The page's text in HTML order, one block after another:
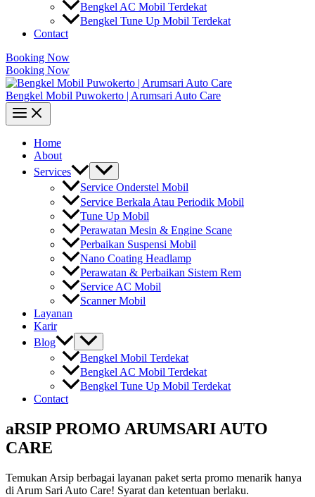
Bengkel AC Mobil Terdekat
Bengkel Tune Up Mobil Terdekat
Contact
Booking Now
Booking Now
Bengkel Mobil Puwokerto | Arumsari Auto Care
Home
About
Services
Service Onderstel Mobil
Service Berkala Atau Periodik Mobil
Tune Up Mobil
Perawatan Mesin & Engine Scane
Perbaikan Suspensi Mobil
Nano Coating Headlamp
Perawatan & Perbaikan Sistem Rem
Service AC Mobil
Scanner Mobil
Layanan
Karir
Blog
Bengkel Mobil Terdekat
Bengkel AC Mobil Terdekat
Bengkel Tune Up Mobil Terdekat
Contact
aRSIP PROMO ARUMSARI AUTO
CARE
Temukan Arsip berbagai layanan paket serta promo menarik hanya
di Arum Sari Auto Care! Syarat dan ketentuan berlaku.